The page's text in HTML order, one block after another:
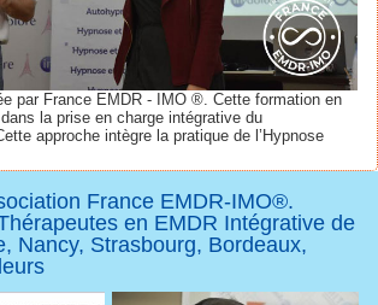
par France EMDR - IMO ®. Cette formation en
la prise en charge intégrative du
approche intègre la pratique de l’Hypnose
France EMDR-IMO®.
en EMDR Intégrative de
Nancy, Strasbourg, Bordeaux,